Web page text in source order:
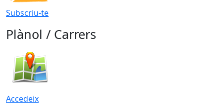
Subscriu-te
Plànol / Carrers
Accedeix